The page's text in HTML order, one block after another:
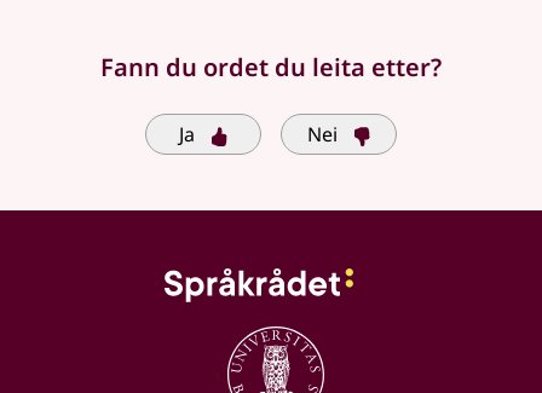
Fann du ordet du leita etter?
Ja Nei